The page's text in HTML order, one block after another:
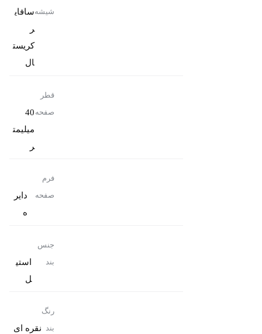
شیشهسافای
ر
کریست
ال
قطر
صفحه 40
میلیمت
ر
فرم
صفحه
دایر
ه
جنس
بند
استی
ل
رنگ
بند
نقره ای